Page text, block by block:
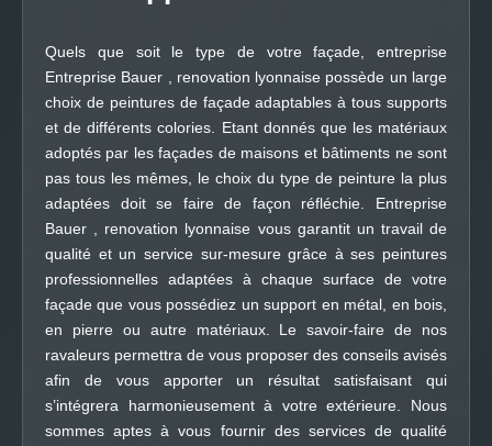
Quels que soit le type de votre façade, entreprise
Entreprise Bauer , renovation lyonnaise possède un large
choix de peintures de façade adaptables à tous supports
et de différents colories. Etant donnés que les matériaux
adoptés par les façades de maisons et bâtiments ne sont
pas tous les mêmes, le choix du type de peinture la plus
adaptées doit se faire de façon réfléchie. Entreprise
Bauer , renovation lyonnaise vous garantit un travail de
qualité et un service sur-mesure grâce à ses peintures
professionnelles adaptées à chaque surface de votre
façade que vous possédiez un support en métal, en bois,
en pierre ou autre matériaux. Le savoir-faire de nos
ravaleurs permettra de vous proposer des conseils avisés
afin de vous apporter un résultat satisfaisant qui
s’intégrera harmonieusement à votre extérieure. Nous
sommes aptes à vous fournir des services de qualité